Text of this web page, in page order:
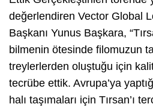
değerlendiren Vector Global
Başkanı Yunus Başkara,
bilmenin ötesinde filomuzun
treylerlerden oluştuğu için
tecrübe ettik. Avrupa’ya
halı taşımaları için Tırsan’ı